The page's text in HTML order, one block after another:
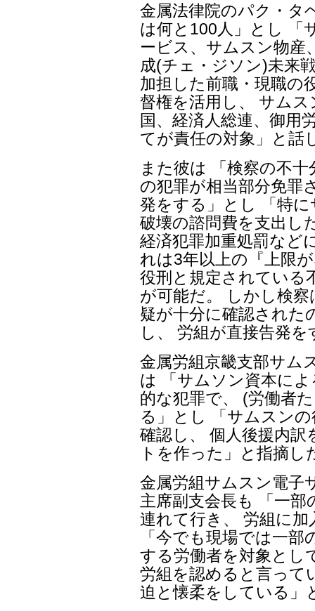
金属法律院のパク・タ
は何と100人」とし 「
ービス、サムスン物産
成(チェ・ジソン)未来
加担した前職・現職の
督権を活用し、 サム
国、経済人総連、御用
てが責任の対象」と話
また彼は 「検察の不
の犯罪が相当部分免罪
発をする」とし 「特
破壊の諮問費を支出し
経済犯罪加重処罰など
れは3年以上の『上限
役刑と規定されている
が可能だ。 しかし検
疑が十分に確認された
し、 労組が直接告発
金属労組京畿支部サム
は 「サムソン資本に
的な犯罪で、 (労働者
る」とし 「サムスン
確認し、 個人後援内
トを作った」と指摘し
金属労組サムスン電子
主席副支会長も 「一
連れて行き、 労組に
「今でも現場では一
する労働者を対象とし
労組を認めると言って
迫と懐柔をしている」